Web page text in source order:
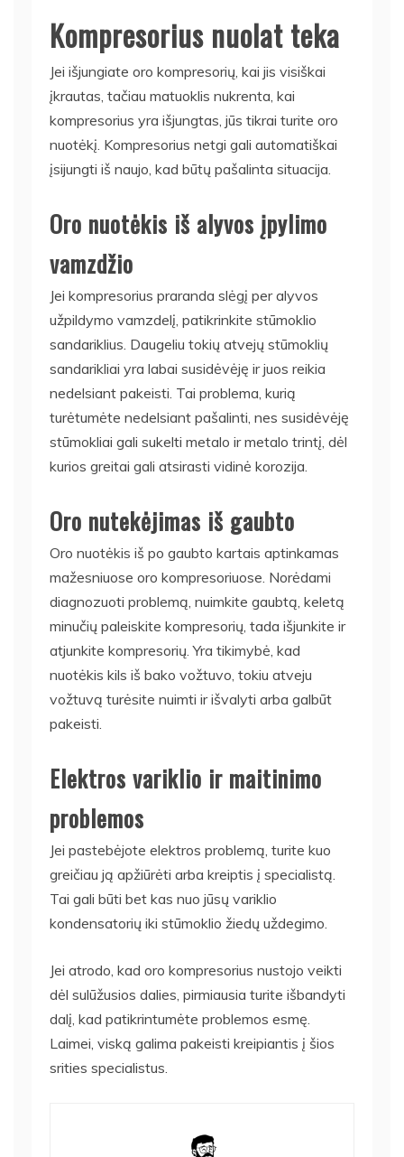
Kompresorius nuolat teka
Jei išjungiate oro kompresorių, kai jis visiškai
įkrautas, tačiau matuoklis nukrenta, kai
kompresorius yra išjungtas, jūs tikrai turite oro
nuotėkį. Kompresorius netgi gali automatiškai
įsijungti iš naujo, kad būtų pašalinta situacija.
Oro nuotėkis iš alyvos įpylimo
vamzdžio
Jei kompresorius praranda slėgį per alyvos
užpildymo vamzdelį, patikrinkite stūmoklio
sandariklius. Daugeliu tokių atvejų stūmoklių
sandarikliai yra labai susidėvėję ir juos reikia
nedelsiant pakeisti. Tai problema, kurią
turėtumėte nedelsiant pašalinti, nes susidėvėję
stūmokliai gali sukelti metalo ir metalo trintį, dėl
kurios greitai gali atsirasti vidinė korozija.
Oro nutekėjimas iš gaubto
Oro nuotėkis iš po gaubto kartais aptinkamas
mažesniuose oro kompresoriuose. Norėdami
diagnozuoti problemą, nuimkite gaubtą, keletą
minučių paleiskite kompresorių, tada išjunkite ir
atjunkite kompresorių. Yra tikimybė, kad
nuotėkis kils iš bako vožtuvo, tokiu atveju
vožtuvą turėsite nuimti ir išvalyti arba galbūt
pakeisti.
Elektros variklio ir maitinimo
problemos
Jei pastebėjote elektros problemą, turite kuo
greičiau ją apžiūrėti arba kreiptis į specialistą.
Tai gali būti bet kas nuo jūsų variklio
kondensatorių iki stūmoklio žiedų uždegimo.
Jei atrodo, kad oro kompresorius nustojo veikti
dėl sulūžusios dalies, pirmiausia turite išbandyti
dalį, kad patikrintumėte problemos esmę.
Laimei, viską galima pakeisti kreipiantis į šios
srities specialistus.